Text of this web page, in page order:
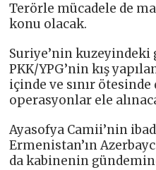
Terörle mücadele de
konu olacak.
Suriye’nin
PKK/YPG’nin kış
içinde ve sınır ötesinde
operasyonlar ele
Ayasofya Camii’nin
Ermenistan’ın
da kabinenin